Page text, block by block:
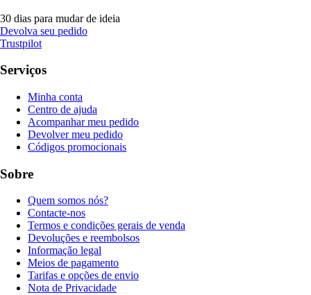
30 dias para mudar de ideia
Devolva seu pedido
Trustpilot
Serviços
Minha conta
Centro de ajuda
Acompanhar meu pedido
Devolver meu pedido
Códigos promocionais
Sobre
Quem somos nós?
Contacte-nos
Termos e condições gerais de venda
Devoluções e reembolsos
Informação legal
Meios de pagamento
Tarifas e opções de envio
Nota de Privacidade